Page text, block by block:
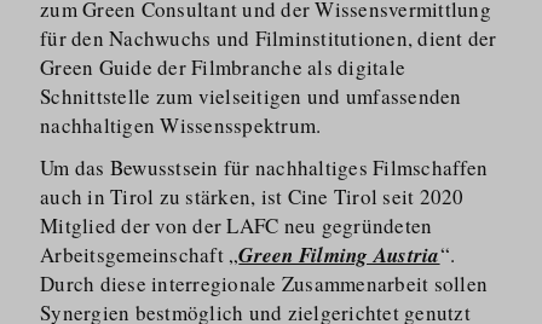
zum Green Consultant und der Wissensver­mittlung
für den Nachwuchs und Filminsti­tutionen, dient der
Green Guide der Filmbranche als digitale
Schnittstelle zum vielseitigen und umfassenden
nachhaltigen Wissensspektrum.
Um das Bewusstsein für nachhaltiges Filmschaffen
auch in Tirol zu stärken, ist Cine Tirol seit 2020
Mitglied der von der LAFC neu gegründeten
Arbeitsge­meinschaft „Green Filming Austria“.
Durch diese interregionale Zusammenarbeit sollen
Synergien bestmöglich und zielgerichtet genutzt